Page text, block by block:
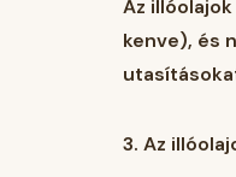
Az
kenve), és
3. Az